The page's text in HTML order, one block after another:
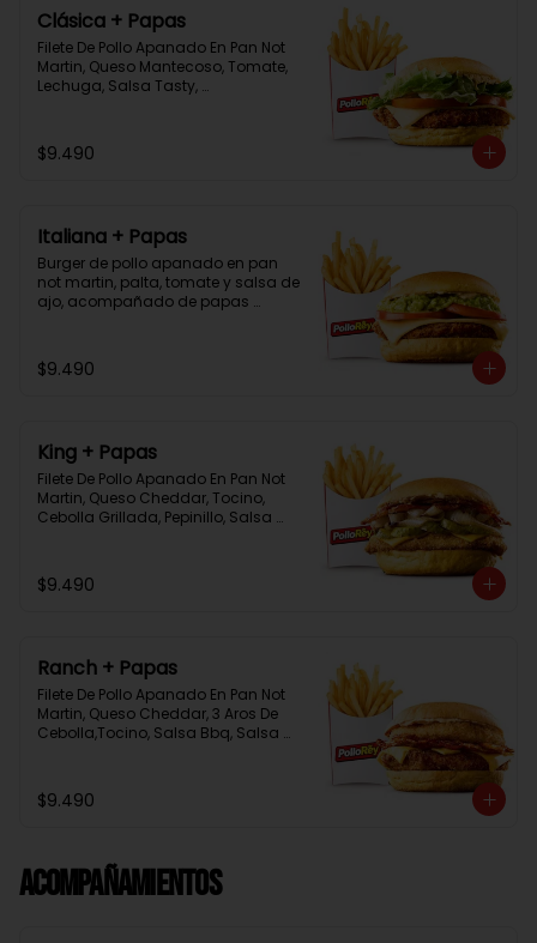
Clásica + Papas
Filete De Pollo Apanado En Pan Not
Martin, Queso Mantecoso, Tomate,
Lechuga, Salsa Tasty,
$9.490
Italiana + Papas
Burger de pollo apanado en pan
not martin, palta, tomate y salsa de
ajo, acompañado de papas
$9.490
King + Papas
Filete De Pollo Apanado En Pan Not
Martin, Queso Cheddar, Tocino,
Cebolla Grillada, Pepinillo, Salsa
$9.490
Ranch + Papas
Filete De Pollo Apanado En Pan Not
Martin, Queso Cheddar, 3 Aros De
Cebolla,Tocino, Salsa Bbq, Salsa
$9.490
Acompañamientos